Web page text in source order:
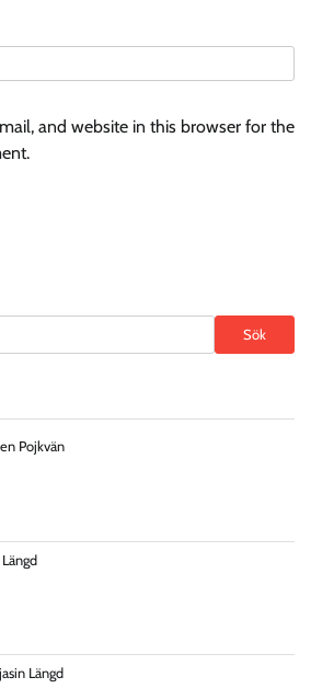
and website in this browser for the
Sök
Pojkvän
Längd